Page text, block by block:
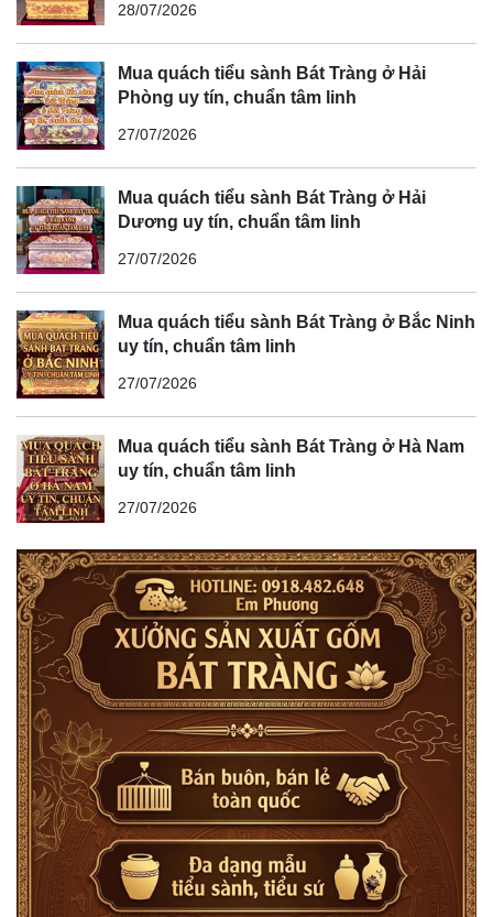
28/07/2026
Mua quách tiểu sành Bát Tràng ở Hải
Phòng uy tín, chuẩn tâm linh
27/07/2026
Mua quách tiểu sành Bát Tràng ở Hải
Dương uy tín, chuẩn tâm linh
27/07/2026
Mua quách tiểu sành Bát Tràng ở Bắc Ninh
uy tín, chuẩn tâm linh
27/07/2026
Mua quách tiểu sành Bát Tràng ở Hà Nam
uy tín, chuẩn tâm linh
27/07/2026